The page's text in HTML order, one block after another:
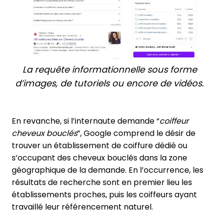
La requête informationnelle sous forme
d’images, de tutoriels ou encore de vidéos.
En revanche, si l’internaute demande “coiffeur
cheveux bouclés”, Google comprend le désir de
trouver un établissement de coiffure dédié ou
s’occupant des cheveux bouclés dans la zone
géographique de la demande. En l’occurrence, les
résultats de recherche sont en premier lieu les
établissements proches, puis les coiffeurs ayant
travaillé leur référencement naturel.